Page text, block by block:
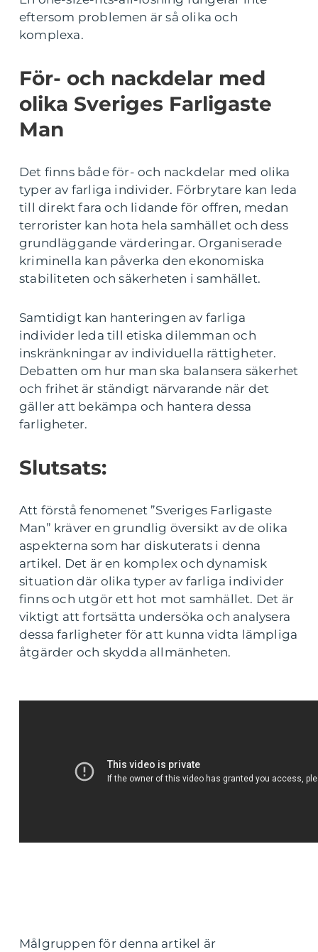
eftersom problemen är så olika och
komplexa.
För- och nackdelar med
olika Sveriges Farligaste
Man
Det finns både för- och nackdelar med olika
typer av farliga individer. Förbrytare kan leda
till direkt fara och lidande för offren, medan
terrorister kan hota hela samhället och dess
grundläggande värderingar. Organiserade
kriminella kan påverka den ekonomiska
stabiliteten och säkerheten i samhället.
Samtidigt kan hanteringen av farliga
individer leda till etiska dilemman och
inskränkningar av individuella rättigheter.
Debatten om hur man ska balansera säkerhet
och frihet är ständigt närvarande när det
gäller att bekämpa och hantera dessa
farligheter.
Slutsats:
Att förstå fenomenet ”Sveriges Farligaste
Man” kräver en grundlig översikt av de olika
aspekterna som har diskuterats i denna
artikel. Det är en komplex och dynamisk
situation där olika typer av farliga individer
finns och utgör ett hot mot samhället. Det är
viktigt att fortsätta undersöka och analysera
dessa farligheter för att kunna vidta lämpliga
åtgärder och skydda allmänheten.
Målgruppen för denna artikel är